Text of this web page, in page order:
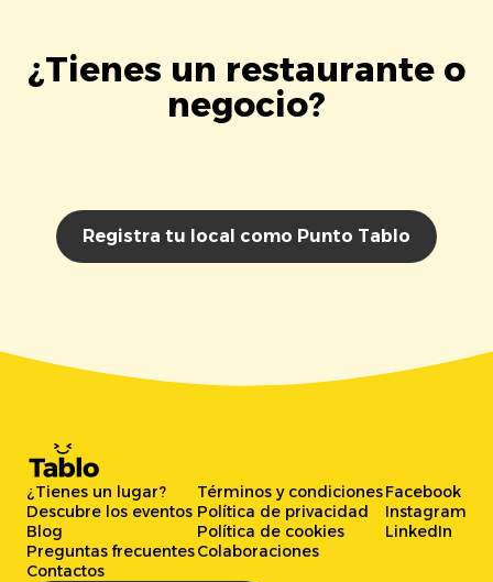
¿Tienes un restaurante o
negocio?
Registra tu local como Punto Tablo
¿Tienes un lugar?
Descubre los eventos
Blog
Preguntas frecuentes
Contactos
Términos y condiciones
Política de privacidad
Política de cookies
Colaboraciones
Facebook
Instagram
LinkedIn